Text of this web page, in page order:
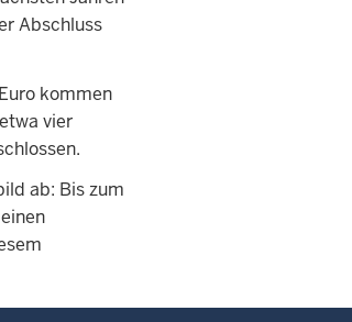
Abschluss
kommen
vier
ab: Bis zum